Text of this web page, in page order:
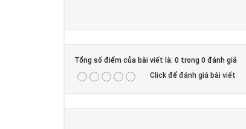
Tổng số điểm của bài viết là: 0 trong 0 đánh giá
Click để đánh giá bài viết